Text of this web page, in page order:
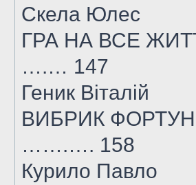
Скела Юлес
ГРА НА ВСЕ
….… 147
Геник Віталій
ВИБРИК
…….…. 158
Курило Павло